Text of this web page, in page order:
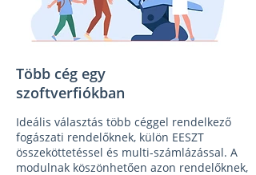
Több cég egy
szoftverfiókban
Ideális választás több céggel rendelkező
fogászati rendelőknek, külön EESZT
összeköttetéssel és multi-számlázással. A
modulnak köszönhetően azon rendelőknek,